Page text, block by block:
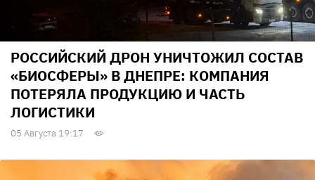
РОССИЙСКИЙ ДРОН УНИЧТОЖИЛ СОСТАВ
«БИОСФЕРЫ» В ДНЕПРЕ: КОМПАНИЯ
ПОТЕРЯЛА ПРОДУКЦИЮ И ЧАСТЬ
ЛОГИСТИКИ
05 Августа 19:17